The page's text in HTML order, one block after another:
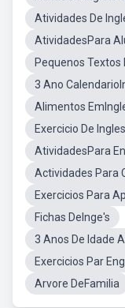
Atividades De
AtividadesPara
Pequenos Textos
3 Ano
Alimentos
Exercicio De
AtividadesPara
Actividades Para
Exercicios Para
Fichas DeInge's
3 Anos De Idade
Exercicios Par
Arvore DeFamilia